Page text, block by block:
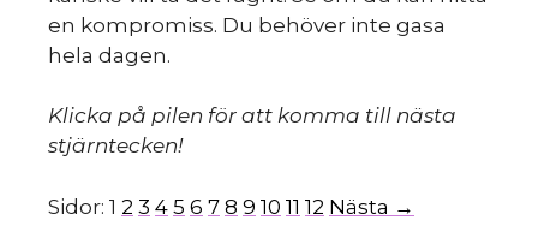
en kompromiss. Du behöver inte gasa
hela dagen.
Klicka på pilen för att komma till nästa
stjärntecken!
Sidor: 1 2 3 4 5 6 7 8 9 10 11 12 Nästa →